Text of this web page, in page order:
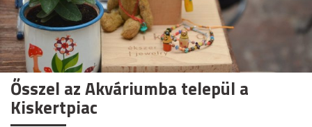
Ősszel az Akváriumba települ a
Kiskertpiac